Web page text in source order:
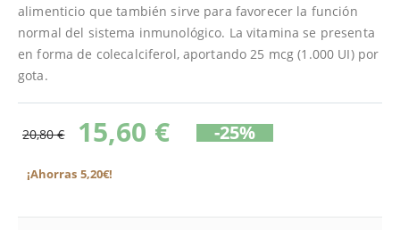
alimenticio que también sirve para favorecer la función
normal del sistema inmunológico. La vitamina se presenta
en forma de colecalciferol, aportando 25 mcg (1.000 UI) por
gota.
20,80 € 15,60 € -25%
¡Ahorras 5,20€!